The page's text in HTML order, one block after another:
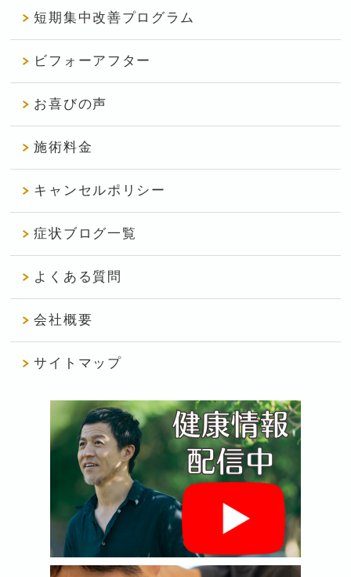
短期集中改善プログラム
ビフォーアフター
お喜びの声
施術料金
キャンセルポリシー
症状ブログ一覧
よくある質問
会社概要
サイトマップ